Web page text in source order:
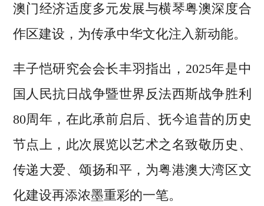
澳门经济适度多元发展与横琴粤澳深度合
作区建设，为传承中华文化注入新动能。
丰子恺研究会会长丰羽指出，2025年是中
国人民抗日战争暨世界反法西斯战争胜利
80周年，在此承前启后、抚今追昔的历史
节点上，此次展览以艺术之名致敬历史、
传递大爱、颂扬和平，为粤港澳大湾区文
化建设再添浓墨重彩的一笔。